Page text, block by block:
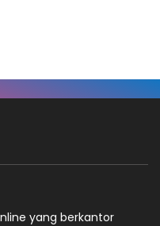
yang berkantor